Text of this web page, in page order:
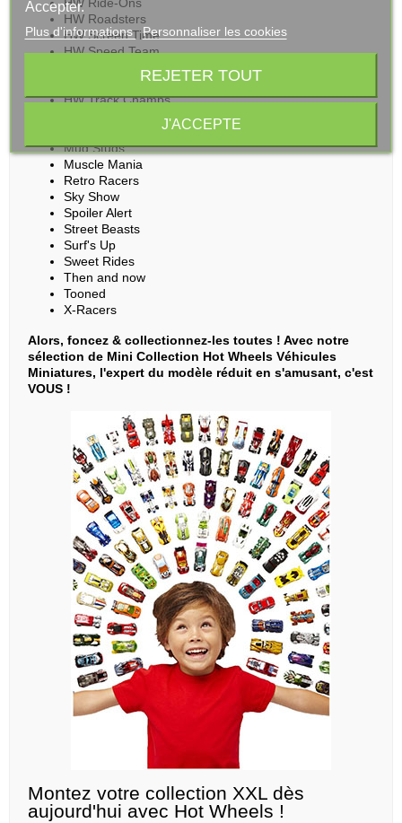
HW Ride-Ons
HW Roadsters
HW Screen Time
HW Speed Team
HW Track Champs
Mud Studs
Muscle Mania
Retro Racers
Sky Show
Spoiler Alert
Street Beasts
Surf's Up
Sweet Rides
Then and now
Tooned
X-Racers
Alors, foncez & collectionnez-les toutes ! Avec notre
sélection de Mini Collection Hot Wheels Véhicules
Miniatures, l'expert du modèle réduit en s'amusant, c'est
VOUS !
Montez votre collection XXL dès
aujourd'hui avec Hot Wheels !
Accepter.
Plus d'informations Personnaliser les cookies
REJETER TOUT
J'ACCEPTE